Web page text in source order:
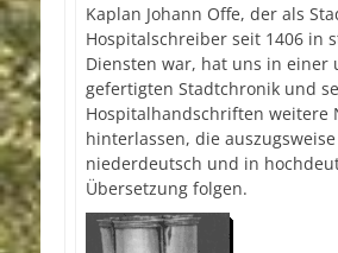
Kaplan Johann Offe, der als
Hospitalschreiber seit 1406 in
Diensten war, hat uns in einer
gefertigten Stadtchronik und
Hospitalhandschriften weitere
hinterlassen, die
niederdeutsch und in
Übersetzung folgen.